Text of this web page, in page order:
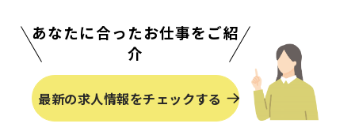
あなたに合ったお仕事をご紹
介
最新の求人情報をチェックする